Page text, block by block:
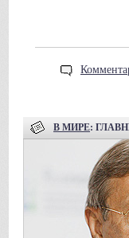
В МИРЕ: